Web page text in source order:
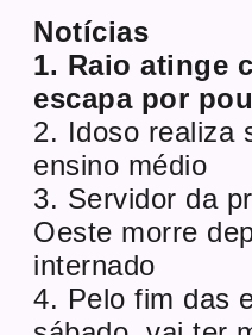
Notícias
1. Raio atinge
escapa por
2. Idoso realiza
ensino médio
3. Servidor da
Oeste morre
internado
4. Pelo fim das